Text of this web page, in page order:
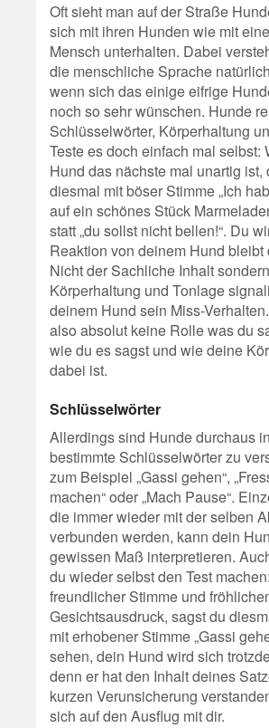
Oft sieht man auf der Straße
sich mit ihren Hunden wie mit
Mensch unterhalten. Dabei
die menschliche Sprache
wenn sich das einige eifrige
noch so sehr wünschen. Hunde
Schlüsselwörter, Körperhaltung
Teste es doch einfach mal selbst:
Hund das nächste mal unartig ist,
diesmal mit böser Stimme „Ich
auf ein schönes Stück
statt „du sollst nicht bellen!“. Du
Reaktion von deinem Hund bleibt
Nicht der Sachliche Inhalt
Körperhaltung und Tonlage
deinem Hund sein Miss-
also absolut keine Rolle was du
wie du es sagst und wie deine
dabei ist.
Schlüsselwörter
Allerdings sind Hunde durchaus
bestimmte Schlüsselwörter zu
zum Beispiel „Gassi gehen“,
machen“ oder „Mach Pause“.
die immer wieder mit der selben
verbunden werden, kann dein
gewissen Maß interpretieren.
du wieder selbst den Test
freundlicher Stimme und
Gesichtsausdruck, sagst du
mit erhobener Stimme „Gassi
sehen, dein Hund wird sich
denn er hat den Inhalt deines
kurzen Verunsicherung
sich auf den Ausflug mit dir.